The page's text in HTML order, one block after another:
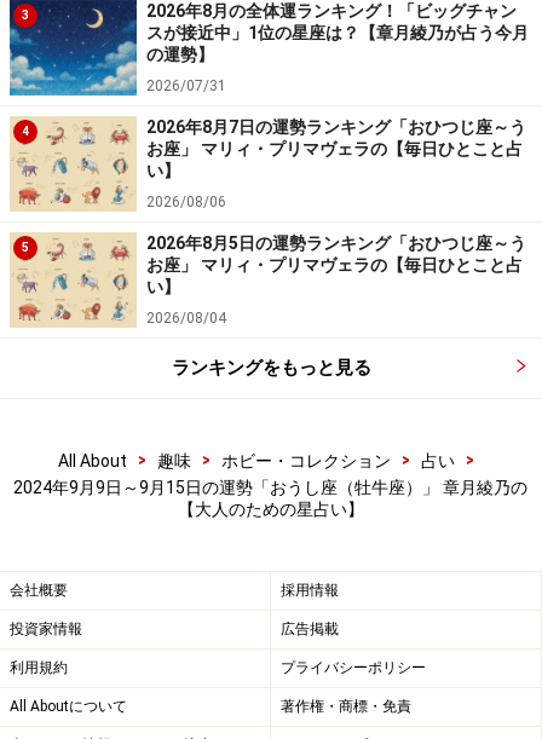
3
2026年8月の全体運ランキング！「ビッグチャン
スが接近中」1位の星座は？【章月綾乃が占う今月
の運勢】
2026/07/31
4
2026年8月7日の運勢ランキング「おひつじ座～う
お座」 マリィ・プリマヴェラの【毎日ひとこと占
い】
2026/08/06
5
2026年8月5日の運勢ランキング「おひつじ座～う
お座」 マリィ・プリマヴェラの【毎日ひとこと占
い】
2026/08/04
ランキングをもっと見る
All About > 趣味 > ホビー・コレクション > 占い
>
2024年9月9日～9月15日の運勢「おうし座（牡牛座）」 章月綾乃の
【大人のための星占い】
会社概要 採用情報
投資家情報 広告掲載
利用規約 プライバシーポリシー
All Aboutについて 著作権・商標・免責